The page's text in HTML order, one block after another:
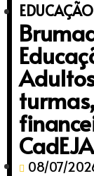
EDUCAÇÃO
CadEJA
08/07/